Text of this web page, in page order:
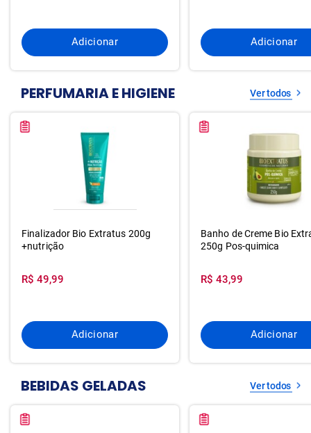
Adicionar Adicionar
PERFUMARIA E HIGIENE Ver todos
Finalizador Bio Extratus 200g
+nutrição
R$ 49,99
Adicionar
Banho de Creme Bio
250g Pos-quimica
R$ 43,99
Adicionar
BEBIDAS GELADAS Ver todos